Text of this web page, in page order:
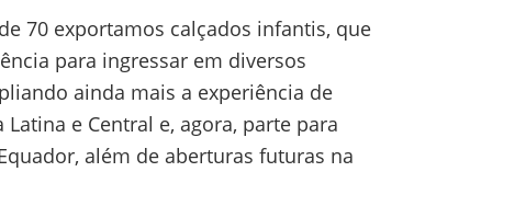
70 exportamos calçados infantis, que
para ingressar em diversos
ainda mais a experiência de
e Central e, agora, parte para
além de aberturas futuras na